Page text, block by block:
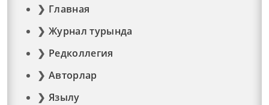
Главная
Журнал турында
Редколлегия
Авторлар
Язылу